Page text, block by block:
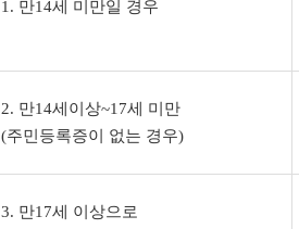
1. 만14세 미만일 경우
2. 만14세이상~17세 미만
(주민등록증이 없는 경우)
3. 만17세 이상으로